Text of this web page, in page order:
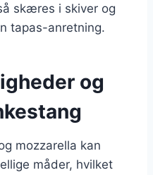
skæres i skiver og
tapas-anretning.
og
mozzarella kan
måder, hvilket